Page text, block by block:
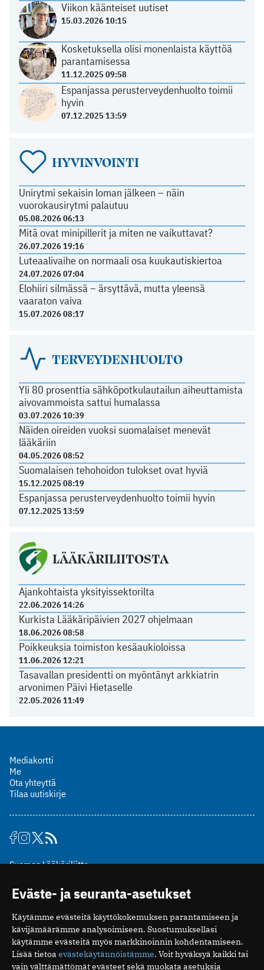
Viikon käänteiset uutiset
15.03.2026 10:15
Kosketuksella olisi monenlaista käyttöä
parantamisessa
11.12.2025 09:58
Espanjassa perusterveydenhuolto toimii
hyvin
07.12.2025 13:59
HYVINVOINTI
Unirytmi sekaisin loman jälkeen – näin
vuorokausirytmi palautuu
05.08.2026 06:13
Mitä ovat minipillerit ja miten ne vaikuttavat?
26.07.2026 19:16
Luteaalivaihe on normaali osa kuukautiskiertoa
24.07.2026 07:04
Elohiiri silmässä – ärsyttävä, mutta yleensä
vaaraton vaiva
15.07.2026 08:17
TERVEYDENHUOLTO
Yli 80 prosenttia sähköpotkulautailun aiheuttamista
aivovammoista sattui humalassa
03.07.2026 10:39
Näiden oireiden vuoksi suomalaiset menevät
lääkäriin
04.05.2026 08:52
Suomalaisen tehohoidon tulokset ovat hyviä
15.12.2025 08:19
Espanjassa perusterveydenhuolto toimii hyvin
07.12.2025 13:59
LÄÄKÄRILIITOSTA
Ajankohtaista yksityissektorilta
22.06.2026 14:26
Kurkista Lääkäripäivien 2027 ohjelmaan
18.06.2026 08:58
Poikkeuksia toimiston kesäaukioloissa
11.06.2026 12:21
Tasavallan presidentti on myöntänyt arkkiatrin
arvonimen Päivi Hietaselle
22.05.2026 11:49
Mediakortti
Me
Ota yhteyttä
Tilaa uutiskirje
Suomen Lääkäriliitto
00510 Helsinki
puh. (09) 393 091
toimitus@potilaanlaakarilehti.fi
ISSN 2323-9476
Eväste- ja seuranta-asetukset
Käytämme evästeitä käyttökokemuksen parantamiseen ja
kävijämäärämme analysoimiseen. Suostumuksellasi
käytämme evästeitä myös markkinoinnin kohdentamiseen.
Lisää tietoa evästekäytännöistämme. Voit hyväksyä kaikki tai
vain välttämättömät evästeet sekä muokata asetuksia